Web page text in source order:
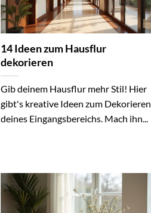
14 Ideen zum Hausflur
dekorieren
Gib deinem Hausflur mehr Stil! Hier
gibt's kreative Ideen zum Dekorieren
deines Eingangsbereichs. Mach ihn...